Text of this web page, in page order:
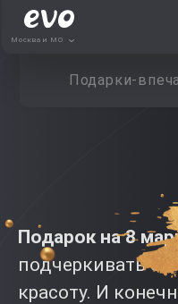
Москва и МО
Подарки-
Подарок на 8
подчеркивать
красоту. И